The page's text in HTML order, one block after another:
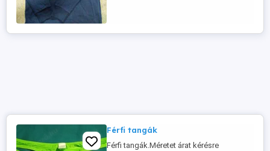
Férfi tangák
Férfi tangák.Méretet árat kérésre